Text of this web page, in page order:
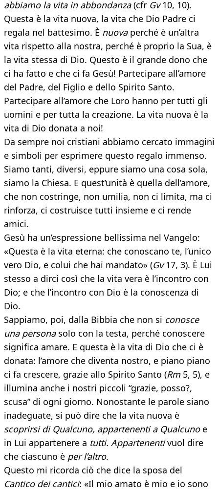
abbiamo la vita in abbondanza(cfr Gv10, 10).
Questa è la vita nuova, la vita che Dio Padre ci
regala nel battesimo. È nuovaperché è un’altra
vita rispetto alla nostra, perché è proprio la Sua, è
la vita stessa di Dio. Questo è il grande dono che
ci ha fatto e che ci fa Gesù! Partecipare all’amore
del Padre, del Figlio e dello Spirito Santo.
Partecipare all’amore che Loro hanno per tutti gli
uomini e per tutta la creazione. La vita nuova è la
vita di Dio donata a noi!
Da sempre noi cristiani abbiamo cercato immagini
e simboli per esprimere questo regalo immenso.
Siamo tanti, diversi, eppure siamo una cosa sola,
siamo la Chiesa. E quest’unità è quella dell’amore,
che non costringe, non umilia, non ci limita, ma ci
rinforza, ci costruisce tutti insieme e ci rende
amici.
Gesù ha un’espressione bellissima nel Vangelo:
«Questa è la vita eterna: che conoscano te, l’unico
vero Dio, e colui che hai mandato» (Gv17, 3). È Lui
stesso a dirci così che la vita vera è l’incontro con
Dio; e che l’incontro con Dio è la conoscenza di
Dio.
Sappiamo, poi, dalla Bibbia che non si conosce
una personasolo con la testa, perché conoscere
significa amare. E questa è la vita di Dio che ci è
donata: l’amore che diventa nostro, e piano piano
ci fa crescere, grazie allo Spirito Santo (Rm5, 5), e
illumina anche i nostri piccoli “grazie, posso?,
scusa” di ogni giorno. Nonostante le parole siano
inadeguate, si può dire che la vita nuova è
scoprirsi di Qualcuno, appartenenti a Qualcunoe
in Lui appartenere a tutti. Appartenentivuol dire
che ciascuno è per l’altro.
Questo mi ricorda ciò che dice la sposa del
Cantico dei cantici: «Il mio amato è mio e io sono